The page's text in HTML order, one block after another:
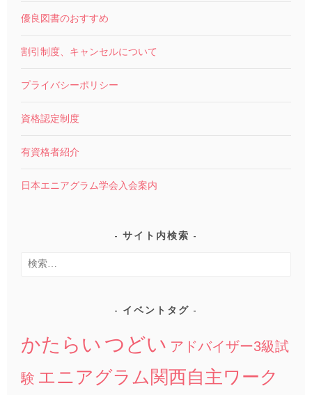
優良図書のおすすめ
割引制度、キャンセルについて
プライバシーポリシー
資格認定制度
有資格者紹介
日本エニアグラム学会入会案内
サイト内検索
検
イベントタグ
かたらい つどい アドバイザー3級試
験 エニアグラム関西自主ワーク